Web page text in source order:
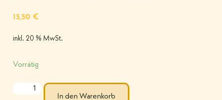
15,50 €
inkl. 20 % MwSt.
Vorrätig
In den Warenkorb